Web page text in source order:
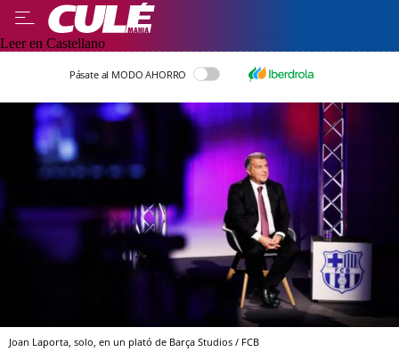
Leer en Castellano
Pásate al MODO AHORRO
Joan Laporta, solo, en un plató de Barça Studios / FCB